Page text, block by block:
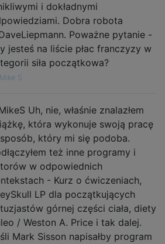
i dokładnymi
Dobra robota
Poważne pytanie -
jesteś na liście płac franczyzy w
siła początkowa?
Mike S
Uh, nie, właśnie znalazłem
która wykonuje swoją pracę
który mi się podoba.
też inne programy i
w odpowiednich
- Kurz o ćwiczeniach,
LP dla początkujących
górnej części ciała, diety
/ Weston A. Price i tak dalej.
Mark Sisson napisałby program